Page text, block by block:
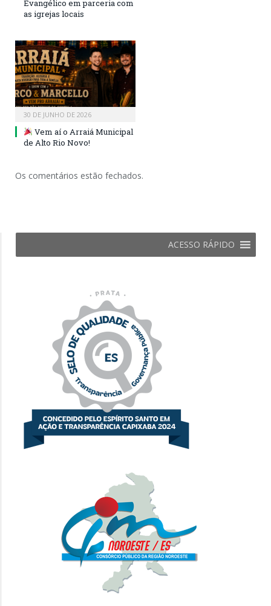
Evangélico em parceria com
as igrejas locais
30 DE JUNHO DE 2026
Vem aí o Arraiá Municipal
de Alto Rio Novo!
Os comentários estão fechados.
ACESSO RÁPIDO